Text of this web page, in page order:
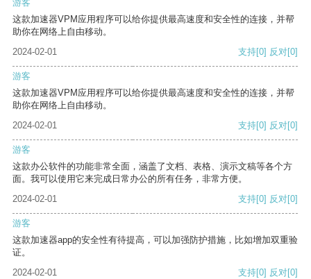
游客
这款加速器VPM应用程序可以给你提供最高速度和安全性的连接，并帮
助你在网络上自由移动。
2024-02-01
支持[0] 反对[0]
游客
这款加速器VPM应用程序可以给你提供最高速度和安全性的连接，并帮
助你在网络上自由移动。
2024-02-01
支持[0] 反对[0]
游客
这款办公软件的功能非常全面，涵盖了文档、表格、演示文稿等各个方
面。我可以使用它来完成日常办公的所有任务，非常方便。
2024-02-01
支持[0] 反对[0]
游客
这款加速器app的安全性有待提高，可以加强防护措施，比如增加双重验
证。
2024-02-01
支持[0] 反对[0]